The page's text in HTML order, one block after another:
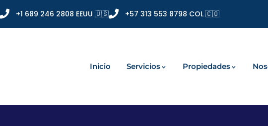
+1 689 246 2808 EEUU 🇺🇸 +57 313 553 8798 COL 🇨🇴
Inicio Servicios Propiedades